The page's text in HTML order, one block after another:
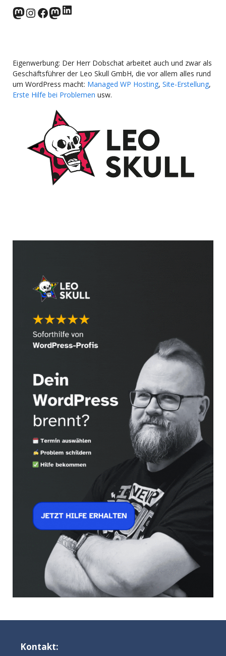
norden.social
Instagram
Facebook
wp-punks.social
LinkedIn
Eigenwerbung: Der Herr Dobschat arbeitet auch und zwar als
Geschäftsführer der Leo Skull GmbH, die vor allem alles rund
um WordPress macht: Managed WP Hosting, Site-Erstellung,
Erste Hilfe bei Problemen usw.
Kontakt: